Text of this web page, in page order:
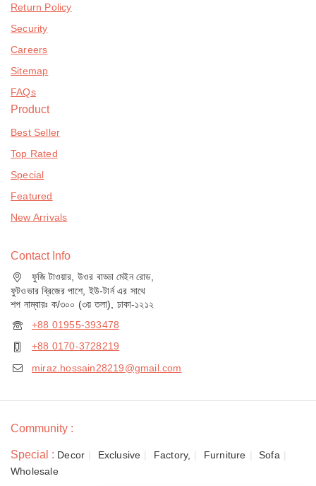
Return Policy
Security
Careers
Sitemap
FAQs
Product
Best Seller
Top Rated
Special
Featured
New Arrivals
Contact Info
ফুজি টাওয়ার, উওর বাড্ডা মেইন রোড,
ফুটওভার ব্রিজের পাশে, ইউ-টার্ন এর সাথে
শপ নাম্বারঃ ক/৩০০ (৩য় তলা), ঢাকা-১২১২
+88 01955-393478
+88 0170-3728219
miraz.hossain28219@gmail.com
Community :
Special : Decor Exclusive Factory, Furniture
Sofa
Wholesale